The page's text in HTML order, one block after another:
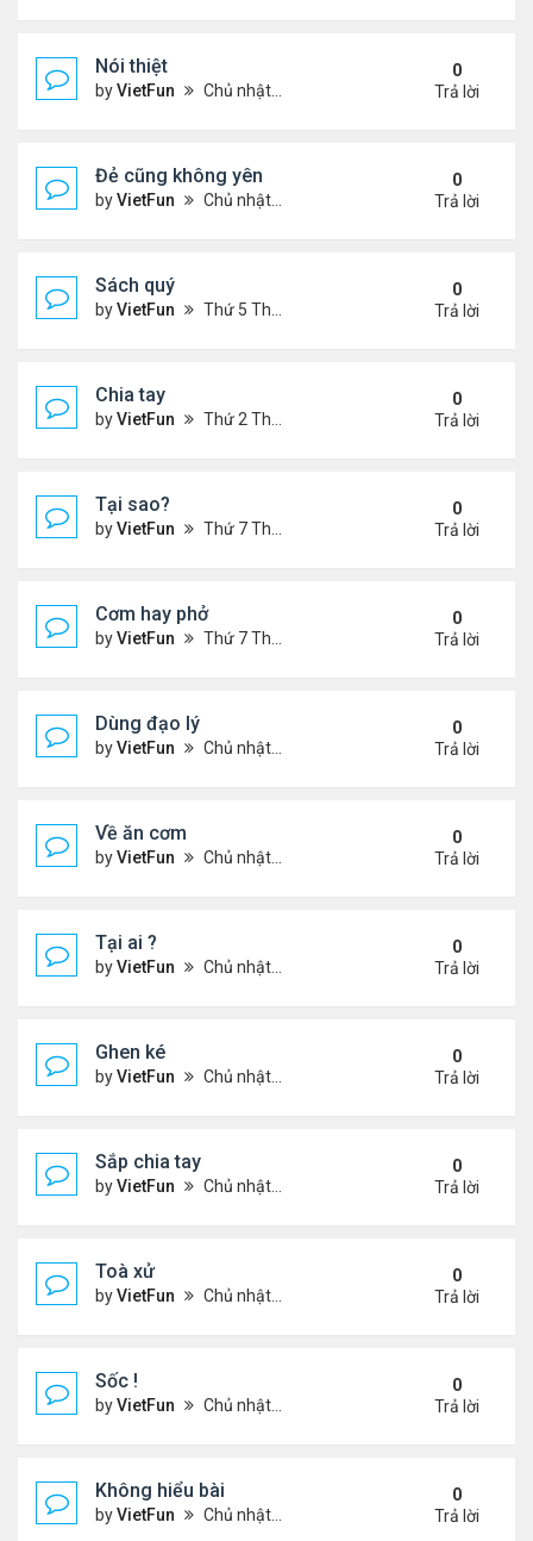
Nói thiệt
byVietFun Chủ nhật Tháng 12 12, 2021 11:06 pm
0
Trả lời
Đẻ cũng không yên
byVietFun Chủ nhật Tháng 12 12, 2021 10:54 pm
0
Trả lời
Sách quý
byVietFun Thứ 5 Tháng 12 09, 2021 11:54 am
0
Trả lời
Chia tay
byVietFun Thứ 2 Tháng 12 06, 2021 1:07 pm
0
Trả lời
Tại sao?
byVietFun Thứ 7 Tháng 12 04, 2021 11:07 pm
0
Trả lời
Cơm hay phở
byVietFun Thứ 7 Tháng 11 20, 2021 8:07 pm
0
Trả lời
Dùng đạo lý
byVietFun Chủ nhật Tháng 11 14, 2021 9:35 pm
0
Trả lời
Về ăn cơm
byVietFun Chủ nhật Tháng 11 14, 2021 9:34 pm
0
Trả lời
Tại ai ?
byVietFun Chủ nhật Tháng 11 14, 2021 9:21 pm
0
Trả lời
Ghen ké
byVietFun Chủ nhật Tháng 11 14, 2021 9:11 pm
0
Trả lời
Sắp chia tay
byVietFun Chủ nhật Tháng 11 14, 2021 9:09 pm
0
Trả lời
Toà xử
byVietFun Chủ nhật Tháng 11 14, 2021 9:06 pm
0
Trả lời
Sốc !
byVietFun Chủ nhật Tháng 11 14, 2021 9:05 pm
0
Trả lời
Không hiểu bài
byVietFun Chủ nhật Tháng 11 14, 2021 9:01 pm
0
Trả lời